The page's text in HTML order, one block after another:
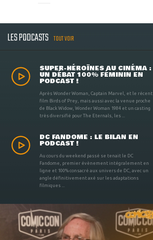
LES PODCASTS TOUT VOIR
SUPER-HÉROÏNES AU CINÉMA :
UN DÉBAT 100% FÉMININ EN
PODCAST !
Après Wonder Woman, Captain Marvel, et le récent
film Birds of Prey, mais aussi avec la venue proche
de Black Widow, Wonder Woman 1984 et un casting
très diversifié pour The Eternals, les ...
DC FANDOME : LE BILAN EN
PODCAST !
Au cours du weekend passé se tenait le DC
Fandome, premier évènement intégralement en
ligne et 100% consacré aux univers de DC, avec un
angle définitivement axé sur les adaptations
filmiques ...